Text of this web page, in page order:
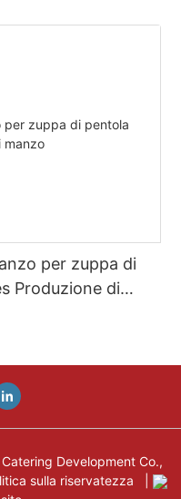
per zuppa di
Produzione di
Development Co.,
sulla riservatezza